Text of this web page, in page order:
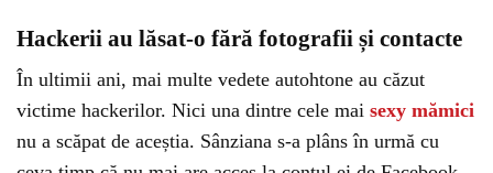
Hackerii au lăsat-o fără fotografii și contacte
În ultimii ani, mai multe vedete autohtone au căzut
victime hackerilor. Nici una dintre cele mai sexy mămici
nu a scăpat de aceștia. Sânziana s-a plâns în urmă cu